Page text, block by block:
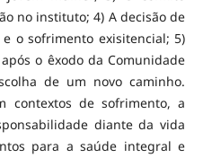
no instituto; 4) A decisão de
o sofrimento exisitencial; 5)
o êxodo da Comunidade
de um novo caminho.
contextos de sofrimento, a
diante da vida
para a saúde integral e